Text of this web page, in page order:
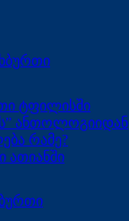
ტფილისში
ანთოლოგიიდან
რამე?
ათიანში